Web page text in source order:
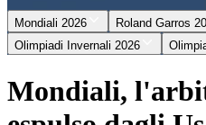
Mondiali 2026 Roland Garros
Olimpiadi Invernali 2026
Mondiali,